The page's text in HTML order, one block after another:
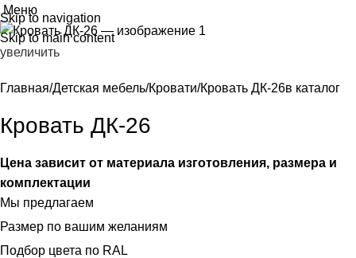
Skip to navigation
Skip to main content
Меню
увеличить
Главная Детская мебель Кровати Кровать ДК-26в каталог
Кровать ДК-26
Цена зависит от материала изготовления, размера и
комплектации
Мы предлагаем
Размер по вашим желаниям
Подбор цвета по RAL